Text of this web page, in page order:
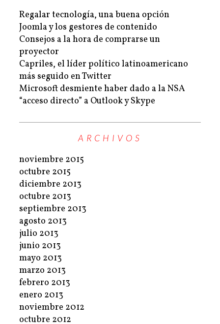
Regalar tecnología, una buena opción
Joomla y los gestores de contenido
Consejos a la hora de comprarse un
proyector
Capriles, el líder político latinoamericano
más seguido en Twitter
Microsoft desmiente haber dado a la NSA
“acceso directo” a Outlook y Skype
ARCHIVOS
noviembre 2015
octubre 2015
diciembre 2013
octubre 2013
septiembre 2013
agosto 2013
julio 2013
junio 2013
mayo 2013
marzo 2013
febrero 2013
enero 2013
noviembre 2012
octubre 2012